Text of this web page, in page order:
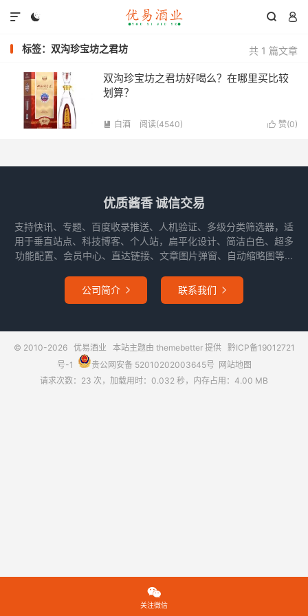
  

共 1 篇文章
标签：双沟珍宝坊之君坊
双沟珍宝坊之君坊好喝么？在哪里买比较
划算？
 赞(0)
 白酒 阅读(4540)
优质酱香 诚信交易
支持快讯、专题、百度收录推送、人机验证、多级分类筛选器，适
用于垂直站点、科技博客、个人站，扁平化设计、简洁白色、超多
功能配置、会员中心、直达链接、文章图片弹窗、自动缩略图等...
公司简介  联系我们 
© 2010-2026 优易酒业 本站主题由 themebetter提供 黔ICP备19012721
号-1
贵公网安备 52010202003645号 网站地图
请求次数：23 次，加载用时：0.032 秒，内存占用：4.00 MB

关注微信